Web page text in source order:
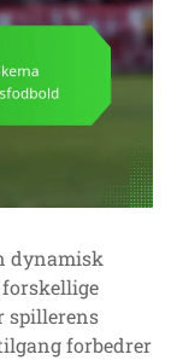
dynamisk
spillerens
forbedrer